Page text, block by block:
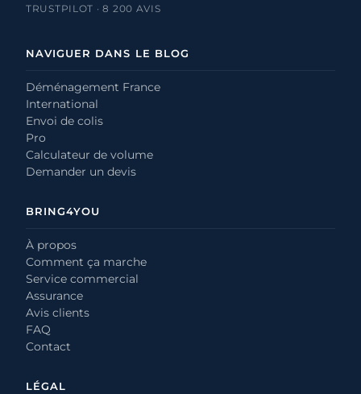
TRUSTPILOT · 8 200 AVIS
NAVIGUER DANS LE BLOG
Déménagement France
International
Envoi de colis
Pro
Calculateur de volume
Demander un devis
BRING4YOU
À propos
Comment ça marche
Service commercial
Assurance
Avis clients
FAQ
Contact
LÉGAL